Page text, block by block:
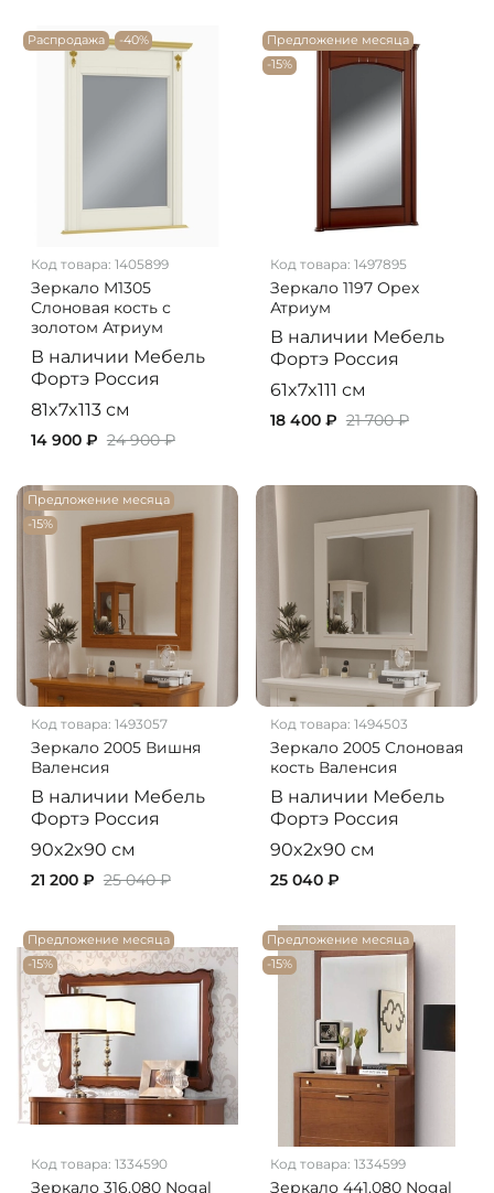
Распродажа -40%
Код товара: 1405899
Зеркало M1305
Слоновая кость с
золотом Атриум
В наличии Мебель
Фортэ Россия
81x7x113 см
14 900 ₽ 24 900 ₽
Предложение месяца
-15%
Код товара: 1497895
Зеркало 1197 Орех
Атриум
В наличии Мебель
Фортэ Россия
61x7x111 см
18 400 ₽ 21 700 ₽
Предложение месяца
-15%
Код товара: 1493057
Зеркало 2005 Вишня
Валенсия
В наличии Мебель
Фортэ Россия
90x2x90 см
21 200 ₽ 25 040 ₽
Код товара: 1494503
Зеркало 2005 Слоновая
кость Валенсия
В наличии Мебель
Фортэ Россия
90x2x90 см
25 040 ₽
Предложение месяца
-15%
Код товара: 1334590
Зеркало 316.080 Nogal
Предложение месяца
-15%
Код товара: 1334599
Зеркало 441.080 Nogal